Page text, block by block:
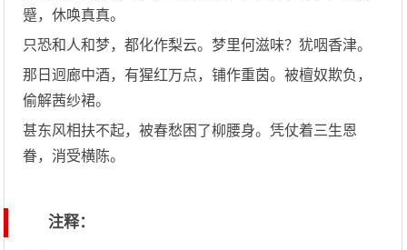
蹙，休唤真真。
只恐和人和梦，都化作梨云。梦里何滋味？犹咽香津。
那日迥廊中酒，有猩红万点，铺作重茵。被檀奴欺负，
偷解茜纱裙。
甚东风相扶不起，被春愁困了柳腰身。凭仗着三生恩
眷，消受横陈。
注释：